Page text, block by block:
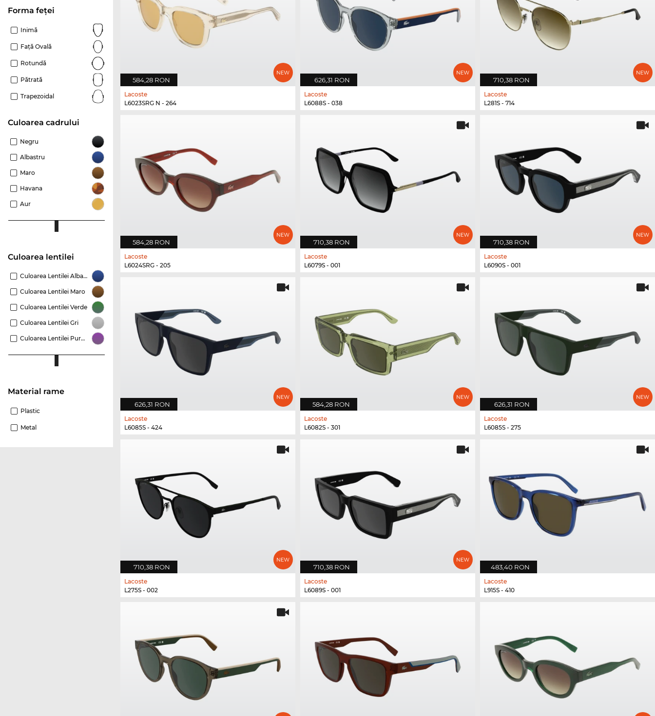
Forma feței
Inimă
Față Ovală
Rotundă
Pătrată
Trapezoidal
Culoarea cadrului
Negru
Albastru
Maro
Havana
Aur
Culoarea lentilei
Culoarea Lentilei Albastru
Culoarea Lentilei Maro
Culoarea Lentilei Verde
Culoarea Lentilei Gri
Culoarea Lentilei Purpuriu
Material rame
Plastic
Metal
584,28 RON
Lacoste
L6023SRG N - 264
626,31 RON
Lacoste
L6088S - 038
710,38 RON
Lacoste
L281S - 714
584,28 RON
Lacoste
L6024SRG - 205
710,38 RON
Lacoste
L6079S - 001
710,38 RON
Lacoste
L6090S - 001
626,31 RON
Lacoste
L6085S - 424
584,28 RON
Lacoste
L6082S - 301
626,31 RON
Lacoste
L6085S - 275
710,38 RON
Lacoste
L275S - 002
710,38 RON
Lacoste
L6089S - 001
483,40 RON
Lacoste
L915S - 410